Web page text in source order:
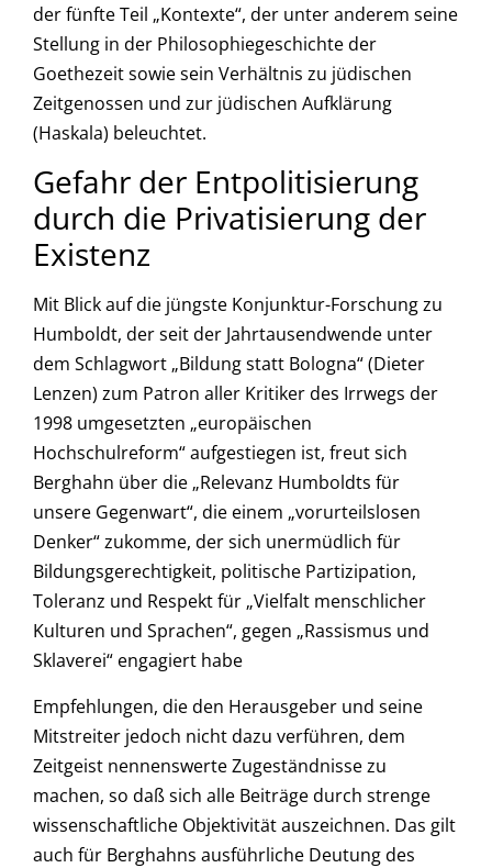
der fünfte Teil „Kontexte“, der unter anderem seine
Stellung in der Philosophiegeschichte der
Goethezeit sowie sein Verhältnis zu jüdischen
Zeitgenossen und zur jüdischen Aufklärung
(Haskala) beleuchtet.
Gefahr der Entpolitisierung
durch die Privatisierung der
Existenz
Mit Blick auf die jüngste Konjunktur-Forschung zu
Humboldt, der seit der Jahrtausendwende unter
dem Schlagwort „Bildung statt Bologna“ (Dieter
Lenzen) zum Patron aller Kritiker des Irrwegs der
1998 umgesetzten „europäischen
Hochschulreform“ aufgestiegen ist, freut sich
Berghahn über die „Relevanz Humboldts für
unsere Gegenwart“, die einem „vorurteilslosen
Denker“ zukomme, der sich unermüdlich für
Bildungsgerechtigkeit, politische Partizipation,
Toleranz und Respekt für „Vielfalt menschlicher
Kulturen und Sprachen“, gegen „Rassismus und
Sklaverei“ engagiert habe
Empfehlungen, die den Herausgeber und seine
Mitstreiter jedoch nicht dazu verführen, dem
Zeitgeist nennenswerte Zugeständnisse zu
machen, so daß sich alle Beiträge durch strenge
wissenschaftliche Objektivität auszeichnen. Das gilt
auch für Berghahns ausführliche Deutung des